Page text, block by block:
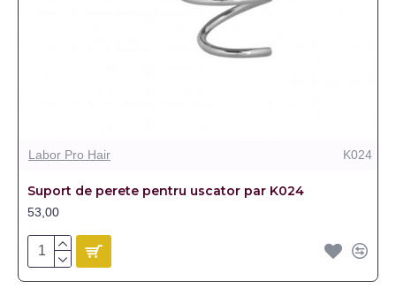
Labor Pro Hair K024
Suport de perete pentru uscator par K024
53,00